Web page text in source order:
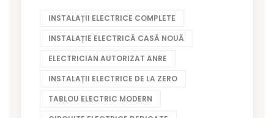
INSTALAȚII ELECTRICE COMPLETE
INSTALAȚIE ELECTRICĂ CASĂ NOUĂ
ELECTRICIAN AUTORIZAT ANRE
INSTALAȚII ELECTRICE DE LA ZERO
TABLOU ELECTRIC MODERN